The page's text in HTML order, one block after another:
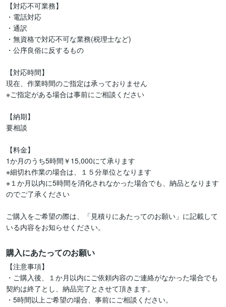
【対応不可業務】
・電話対応
・通訳
・無資格で対応不可な業務(税理士など)
・公序良俗に反するもの
【対応時間】
現在、作業時間のご指定は承っておりません
※ご指定がある場合は事前にご相談ください
【納期】
要相談
【料金】
1か月のうち5時間￥15,000にて承ります
※細切れ作業の場合は、１５分単位となります
※１か月以内に5時間を消化されなかった場合でも、納品となります
のでご了承ください
ご購入をご希望の際は、「見積りにあたってのお願い」に記載して
いる内容をお知らせください。
購入にあたってのお願い
【注意事項】
・ご購入後、１か月以内にご依頼内容のご連絡がなかった場合でも
契約は終了とし、納品完了とさせて頂きます。
・5時間以上ご希望の場合、事前にご相談ください。